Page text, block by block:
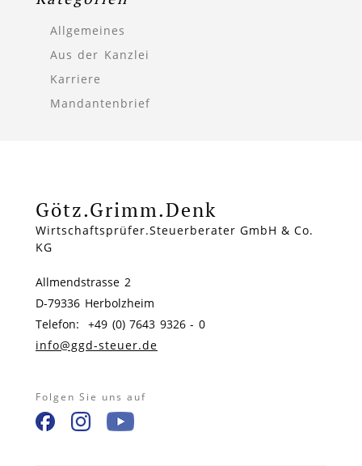
Allgemeines
Aus der Kanzlei
Karriere
Mandantenbrief
Götz.Grimm.Denk
Wirtschaftsprüfer.Steuerberater GmbH & Co.
KG
Allmendstrasse 2
D-79336 Herbolzheim
Telefon: +49 (0) 7643 9326 - 0
info@ggd-steuer.de
Folgen Sie uns auf